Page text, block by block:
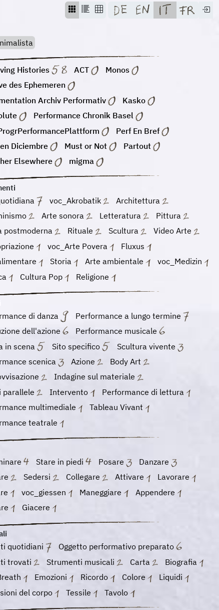
Histories ACT
Monos
des Ephemeren
Archiv Performativ
Kasko
Performance Chronik Basel
Perf En Bref
Diciembre
Must or Not
Partout
Elsewhere
migma
voc_Akrobatik
Architettura
Arte sonora Letteratura
Pittura
postmoderna
Rituale Scultura
Video Arte
voc_Arte Povera
Fluxus
Storia Arte ambientale
voc_Medizin
Cultura Pop Religione
di danza
Performance a lungo termine
dell'azione
Performance musicale
in scena
Sito specifico
Scultura vivente
scenica
Azione
Body Art
Indagine sul materiale
parallele
Intervento
Performance di lettura
multimediale
Tableau Vivant
teatrale
Stare in piedi Posare
Danzare
Sedersi Collegare Attivare
Lavorare
voc_giessen Maneggiare
Appendere
Giacere
quotidiani
Oggetto performativo preparato
trovati
Strumenti musicali Carta
Biografia
Emozioni Ricordo Colore
Liquidi
del corpo
Tessile Tavolo